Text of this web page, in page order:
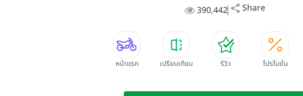
390,442 Share
หน้าแรก เปรียบเทียบ รีวิว โปรโมชั่น